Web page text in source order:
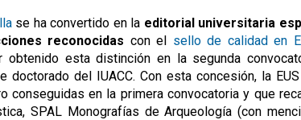
se ha convertido en la editorial universitaria
reconocidas con el sello de calidad en
esta distinción en la segunda
doctorado del IUACC. Con esta concesión, la
conseguidas en la primera convocatoria y que
SPAL Monografías de Arqueología (con